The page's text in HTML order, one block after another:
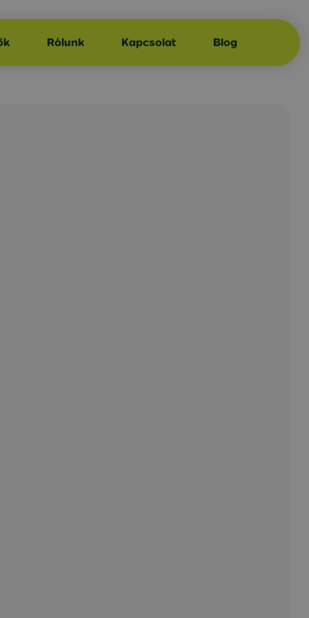
Rólunk Kapcsolat Blog